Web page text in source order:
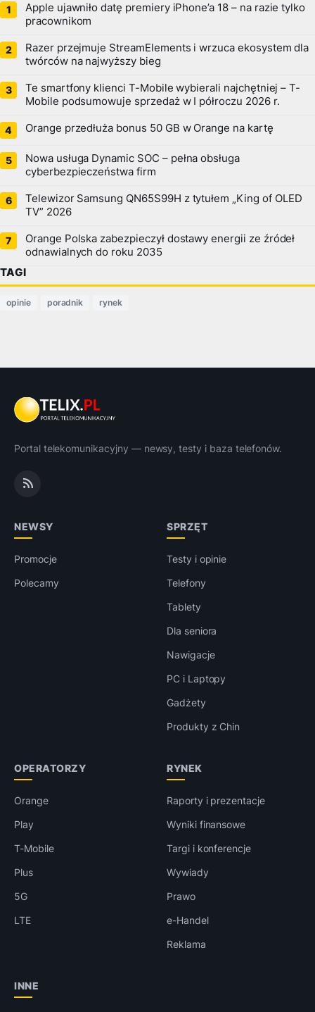
Apple ujawniło datę premiery iPhone’a 18 – na razie tylko
pracownikom
Razer przejmuje StreamElements i wrzuca ekosystem dla
twórców na najwyższy bieg
Te smartfony klienci T-Mobile wybierali najchętniej – T-
Mobile podsumowuje sprzedaż w I półroczu 2026 r.
Orange przedłuża bonus 50 GB w Orange na kartę
Nowa usługa Dynamic SOC – pełna obsługa
cyberbezpieczeństwa firm
Telewizor Samsung QN65S99H z tytułem „King of OLED
TV” 2026
Orange Polska zabezpieczył dostawy energii ze źródeł
odnawialnych do roku 2035
TAGI
opinie poradnik rynek
Portal telekomunikacyjny — newsy, testy i baza telefonów.
NEWSY
Promocje
Polecamy
SPRZĘT
Testy i opinie
Telefony
Tablety
Dla seniora
Nawigacje
PC i Laptopy
Gadżety
Produkty z Chin
OPERATORZY
Orange
Play
T-Mobile
Plus
5G
LTE
RYNEK
Raporty i prezentacje
Wyniki finansowe
Targi i konferencje
Wywiady
Prawo
e-Handel
Reklama
INNE